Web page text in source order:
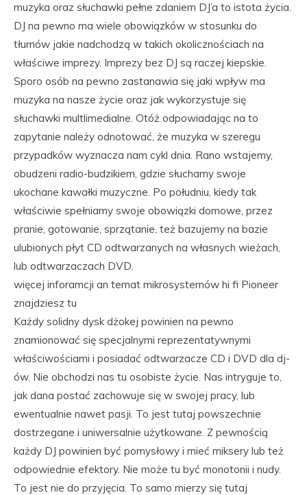
muzyka oraz słuchawki pełne zdaniem DJ’a to istota życia.
DJ na pewno ma wiele obowiązków w stosunku do
tłumów jakie nadchodzą w takich okolicznościach na
właściwe imprezy. Imprezy bez DJ są raczej kiepskie.
Sporo osób na pewno zastanawia się jaki wpływ ma
muzyka na nasze życie oraz jak wykorzystuje się
słuchawki multlimedialne. Otóż odpowiadając na to
zapytanie należy odnotować, że muzyka w szeregu
przypadków wyznacza nam cykl dnia. Rano wstajemy,
obudzeni radio-budzikiem, gdzie słuchamy swoje
ukochane kawałki muzyczne. Po południu, kiedy tak
właściwie spełniamy swoje obowiązki domowe, przez
pranie, gotowanie, sprzątanie, też bazujemy na bazie
ulubionych płyt CD odtwarzanych na własnych wieżach,
lub odtwarzaczach DVD.
więcej inforamcji an temat mikrosystemów hi fi Pioneer
znajdziesz tu
Każdy solidny dysk dżokej powinien na pewno
znamionować się specjalnymi reprezentatywnymi
właściwościami i posiadać odtwarzacze CD i DVD dla dj-
ów. Nie obchodzi nas tu osobiste życie. Nas intryguje to,
jak dana postać zachowuje się w swojej pracy, lub
ewentualnie nawet pasji. To jest tutaj powszechnie
dostrzegane i uniwersalnie użytkowane. Z pewnością
każdy DJ powinien być pomysłowy i mieć miksery lub też
odpowiednie efektory. Nie może tu być monotonii i nudy.
To jest nie do przyjęcia. To samo mierzy się tutaj